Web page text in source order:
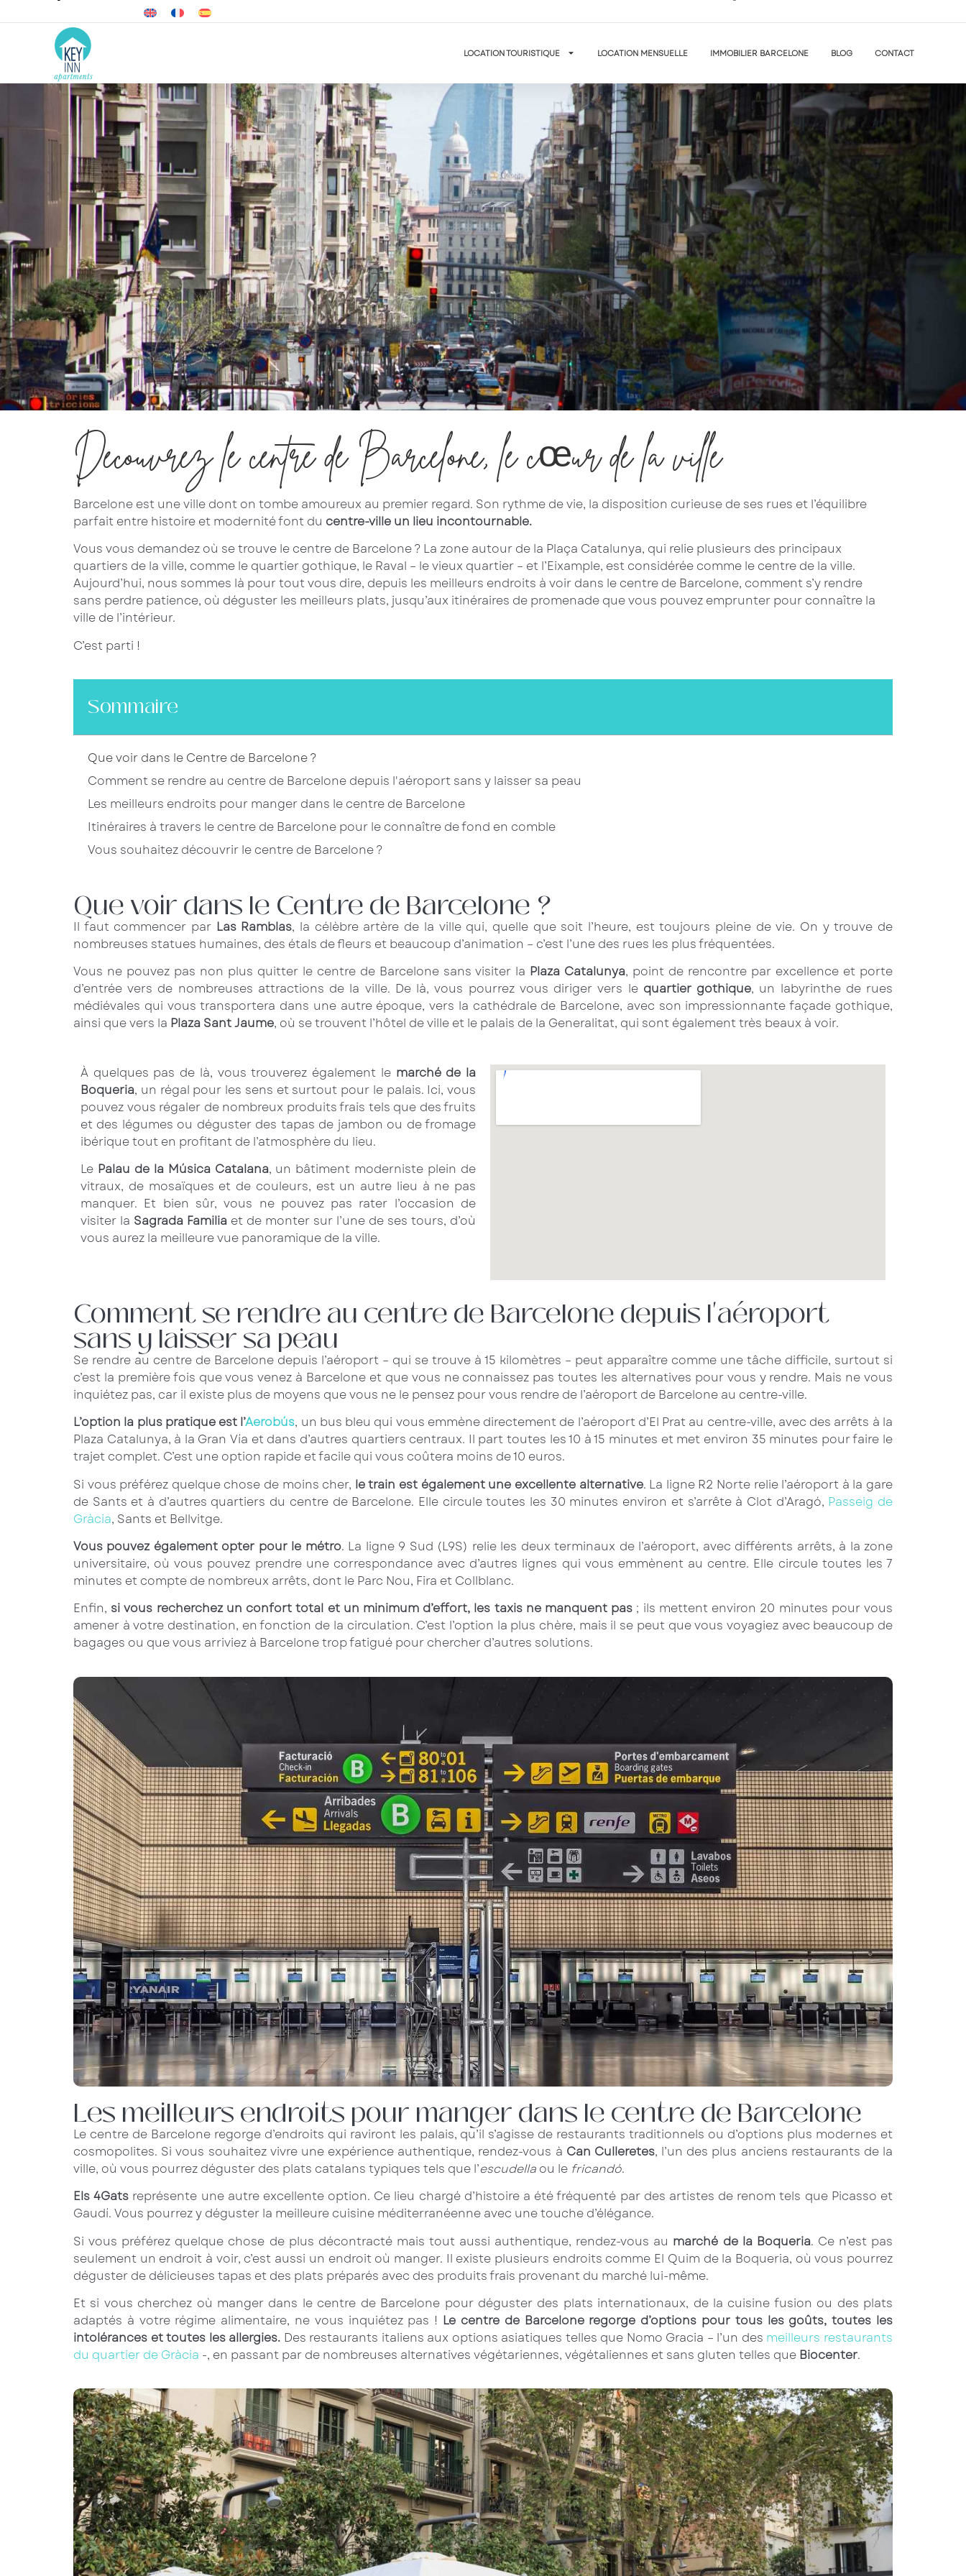
LOCATION TOURISTIQUE LOCATION MENSUELLE IMMOBILIER BARCELONE BLOG CONTACT
Découvrez le centre de Barcelone, le cœur de la ville
Barcelone est une ville dont on tombe amoureux au premier regard. Son rythme de vie, la disposition curieuse de ses rues et l’équilibre
parfait entre histoire et modernité font du centre-ville un lieu incontournable.
Vous vous demandez où se trouve le centre de Barcelone ? La zone autour de la Plaça Catalunya, qui relie plusieurs des principaux
quartiers de la ville, comme le quartier gothique, le Raval – le vieux quartier – et l’Eixample, est considérée comme le centre de la ville.
Aujourd’hui, nous sommes là pour tout vous dire, depuis les meilleurs endroits à voir dans le centre de Barcelone, comment s’y rendre
sans perdre patience, où déguster les meilleurs plats, jusqu’aux itinéraires de promenade que vous pouvez emprunter pour connaître la
ville de l’intérieur.
C’est parti !
Sommaire
Que voir dans le Centre de Barcelone ?
Comment se rendre au centre de Barcelone depuis l'aéroport sans y laisser sa peau
Les meilleurs endroits pour manger dans le centre de Barcelone
Itinéraires à travers le centre de Barcelone pour le connaître de fond en comble
Vous souhaitez découvrir le centre de Barcelone ?
Que voir dans le Centre de Barcelone ?
Il faut commencer par Las Ramblas, la célèbre artère de la ville qui, quelle que soit l’heure, est toujours pleine de vie. On y trouve de
nombreuses statues humaines, des étals de fleurs et beaucoup d’animation – c’est l’une des rues les plus fréquentées.
Vous ne pouvez pas non plus quitter le centre de Barcelone sans visiter la Plaza Catalunya, point de rencontre par excellence et porte
d’entrée vers de nombreuses attractions de la ville. De là, vous pourrez vous diriger vers le quartier gothique, un labyrinthe de rues
médiévales qui vous transportera dans une autre époque, vers la cathédrale de Barcelone, avec son impressionnante façade gothique,
ainsi que vers la Plaza Sant Jaume, où se trouvent l’hôtel de ville et le palais de la Generalitat, qui sont également très beaux à voir.
À quelques pas de là, vous trouverez également le marché de la
Boqueria, un régal pour les sens et surtout pour le palais. Ici, vous
pouvez vous régaler de nombreux produits frais tels que des fruits
et des légumes ou déguster des tapas de jambon ou de fromage
ibérique tout en profitant de l’atmosphère du lieu.
Le Palau de la Música Catalana, un bâtiment moderniste plein de
vitraux, de mosaïques et de couleurs, est un autre lieu à ne pas
manquer. Et bien sûr, vous ne pouvez pas rater l’occasion de
visiter la Sagrada Familia et de monter sur l’une de ses tours, d’où
vous aurez la meilleure vue panoramique de la ville.
Comment se rendre au centre de Barcelone depuis l'aéroport
sans y laisser sa peau
Se rendre au centre de Barcelone depuis l’aéroport – qui se trouve à 15 kilomètres – peut apparaître comme une tâche difficile, surtout si
c’est la première fois que vous venez à Barcelone et que vous ne connaissez pas toutes les alternatives pour vous y rendre. Mais ne vous
inquiétez pas, car il existe plus de moyens que vous ne le pensez pour vous rendre de l’aéroport de Barcelone au centre-ville.
L’option la plus pratique est l’Aerobús, un bus bleu qui vous emmène directement de l’aéroport d’El Prat au centre-ville, avec des arrêts à la
Plaza Catalunya, à la Gran Vía et dans d’autres quartiers centraux. Il part toutes les 10 à 15 minutes et met environ 35 minutes pour faire le
trajet complet. C’est une option rapide et facile qui vous coûtera moins de 10 euros.
Si vous préférez quelque chose de moins cher, le train est également une excellente alternative. La ligne R2 Norte relie l’aéroport à la gare
de Sants et à d’autres quartiers du centre de Barcelone. Elle circule toutes les 30 minutes environ et s’arrête à Clot d’Aragó, Passeig de
Gràcia, Sants et Bellvitge.
Vous pouvez également opter pour le métro. La ligne 9 Sud (L9S) relie les deux terminaux de l’aéroport, avec différents arrêts, à la zone
universitaire, où vous pouvez prendre une correspondance avec d’autres lignes qui vous emmènent au centre. Elle circule toutes les 7
minutes et compte de nombreux arrêts, dont le Parc Nou, Fira et Collblanc.
Enfin, si vous recherchez un confort total et un minimum d’effort, les taxis ne manquent pas ; ils mettent environ 20 minutes pour vous
amener à votre destination, en fonction de la circulation. C’est l’option la plus chère, mais il se peut que vous voyagiez avec beaucoup de
bagages ou que vous arriviez à Barcelone trop fatigué pour chercher d’autres solutions.
Les meilleurs endroits pour manger dans le centre de Barcelone
Le centre de Barcelone regorge d’endroits qui raviront les palais, qu’il s’agisse de restaurants traditionnels ou d’options plus modernes et
cosmopolites. Si vous souhaitez vivre une expérience authentique, rendez-vous à Can Culleretes, l’un des plus anciens restaurants de la
ville, où vous pourrez déguster des plats catalans typiques tels que l’escudella ou le fricandó.
Els 4Gats représente une autre excellente option. Ce lieu chargé d’histoire a été fréquenté par des artistes de renom tels que Picasso et
Gaudí. Vous pourrez y déguster la meilleure cuisine méditerranéenne avec une touche d’élégance.
Si vous préférez quelque chose de plus décontracté mais tout aussi authentique, rendez-vous au marché de la Boqueria. Ce n’est pas
seulement un endroit à voir, c’est aussi un endroit où manger. Il existe plusieurs endroits comme El Quim de la Boqueria, où vous pourrez
déguster de délicieuses tapas et des plats préparés avec des produits frais provenant du marché lui-même.
Et si vous cherchez où manger dans le centre de Barcelone pour déguster des plats internationaux, de la cuisine fusion ou des plats
adaptés à votre régime alimentaire, ne vous inquiétez pas ! Le centre de Barcelone regorge d’options pour tous les goûts, toutes les
intolérances et toutes les allergies. Des restaurants italiens aux options asiatiques telles que Nomo Gracia – l’un des meilleurs restaurants
du quartier de Gràcia -, en passant par de nombreuses alternatives végétariennes, végétaliennes et sans gluten telles que Biocenter.